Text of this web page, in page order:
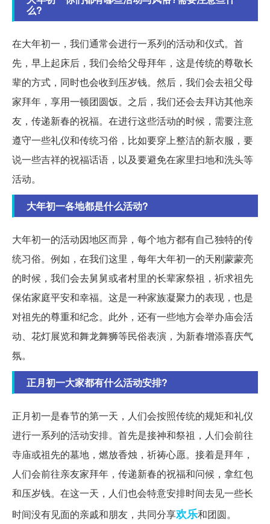
么?
在大年初一，我们通常会进行一系列的活动和仪式。首
先，早上起床后，我们会给父母拜年，这是传统的尊敬长
辈的方式，同时也会收到压岁钱。然后，我们会去祖父母
家拜年，享用一顿团圆饭。之后，我们还会去拜访其他亲
友，传递新春的祝福。在进行这些活动的时候，需要注意
遵守一些礼仪和传统习俗，比如要穿上整洁的新衣服，要
说一些吉祥的祝福话语，以及要避免在家里扫地和洗头等
活动。
大年初一各地都是什么活动?
大年初一的活动因地区而异，每个地方都有自己独特的传
统习俗。例如，在我们这里，每年大年初一的天刚蒙蒙亮
的时候，我们会去舅舅或者村里的长辈家祭祖，祈求祖先
保佑家庭平安和幸福。这是一种家族凝聚力的表现，也是
对祖先的尊重和纪念。此外，还有一些地方会举办庙会活
动、花灯展览和舞龙舞狮等民俗表演，为新春增添喜庆气
氛。
正月初一大家都有什么活动安排?
正月初一是春节的第一天，人们会按照传统的规矩和礼仪
进行一系列的活动安排。首先是接神和祭祖，人们会前往
寺庙或祖先的墓地，燃放香烛，祈祷心愿。接着是拜年，
人们会前往亲友家拜年，传递新春的祝福和问候，拿红包
和压岁钱。在这一天，人们也会特意安排时间去见一些长
时间没有见面的亲戚和朋友，共同分享欢乐和团圆。